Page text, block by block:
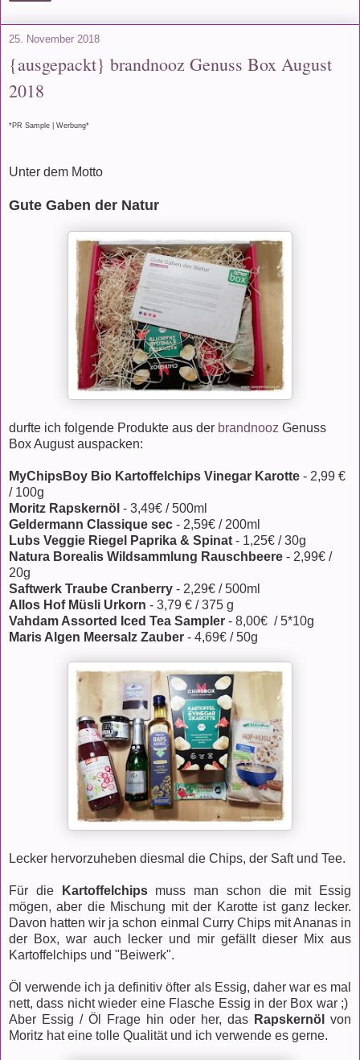
25. November 2018
{ausgepackt} brandnooz Genuss Box August
2018
*PR Sample | Werbung*
Unter dem Motto
Gute Gaben der Natur
durfte ich folgende Produkte aus der brandnooz Genuss
Box August auspacken:
MyChipsBoy Bio Kartoffelchips Vinegar Karotte - 2,99 €
/ 100g
Moritz Rapskernöl - 3,49€ / 500ml
Geldermann Classique sec - 2,59€ / 200ml
Lubs Veggie Riegel Paprika & Spinat - 1,25€ / 30g
Natura Borealis Wildsammlung Rauschbeere - 2,99€ /
20g
Saftwerk Traube Cranberry - 2,29€ / 500ml
Allos Hof Müsli Urkorn - 3,79 € / 375 g
Vahdam Assorted Iced Tea Sampler - 8,00€ / 5*10g
Maris Algen Meersalz Zauber - 4,69€ / 50g
Lecker hervorzuheben diesmal die Chips, der Saft und Tee.
Für die Kartoffelchips muss man schon die mit Essig
mögen, aber die Mischung mit der Karotte ist ganz lecker.
Davon hatten wir ja schon einmal Curry Chips mit Ananas in
der Box, war auch lecker und mir gefällt dieser Mix aus
Kartoffelchips und "Beiwerk".
Öl verwende ich ja definitiv öfter als Essig, daher war es mal
nett, dass nicht wieder eine Flasche Essig in der Box war ;)
Aber Essig / Öl Frage hin oder her, das Rapskernöl von
Moritz hat eine tolle Qualität und ich verwende es gerne.